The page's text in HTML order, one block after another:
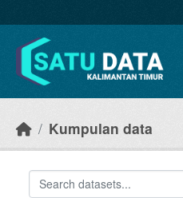
Kumpulan data